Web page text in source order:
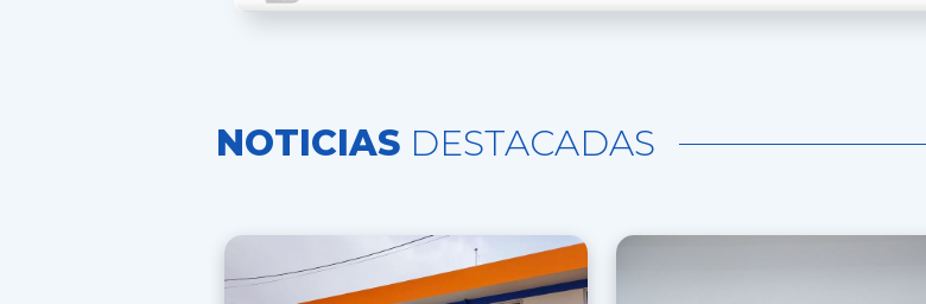
NOTICIAS DESTACADAS